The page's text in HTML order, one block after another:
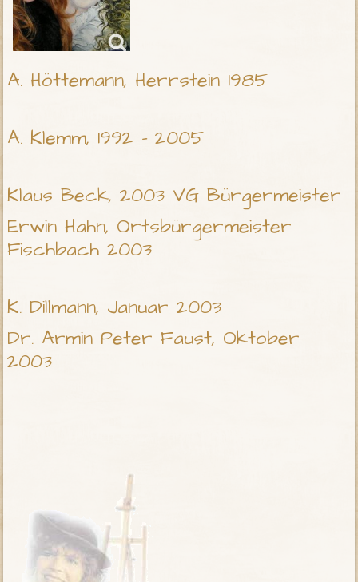
A. Höttemann, Herrstein 1985
A. Klemm, 1992 - 2005
Klaus Beck, 2003 VG Bürgermeister
Erwin Hahn, Ortsbürgermeister
Fischbach 2003
K. Dillmann, Januar 2003
Dr. Armin Peter Faust, Oktober
2003